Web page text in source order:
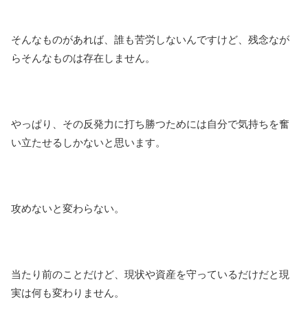
そんなものがあれば、誰も苦労しないんですけど、残念なが
らそんなものは存在しません。
やっぱり、その反発力に打ち勝つためには自分で気持ちを奮
い立たせるしかないと思います。
攻めないと変わらない。
当たり前のことだけど、現状や資産を守っているだけだと現
実は何も変わりません。